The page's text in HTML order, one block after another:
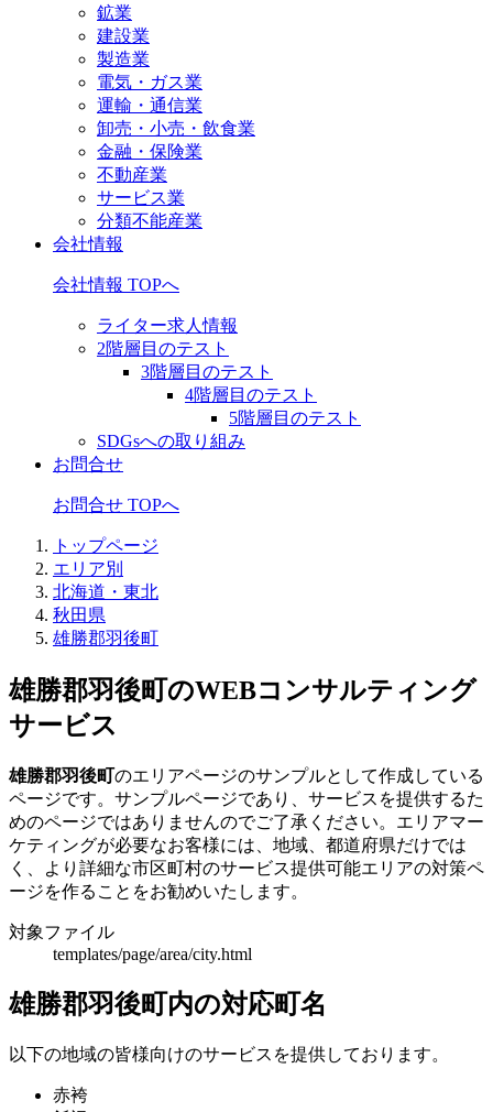
鉱業
建設業
製造業
電気・ガス業
運輸・通信業
卸売・小売・飲食業
金融・保険業
不動産業
サービス業
分類不能産業
会社情報
会社情報 TOPへ
ライター求人情報
2階層目のテスト
3階層目のテスト
4階層目のテスト
5階層目のテスト
SDGsへの取り組み
お問合せ
お問合せ TOPへ
トップページ
エリア別
北海道・東北
秋田県
雄勝郡羽後町
雄勝郡羽後町のWEBコンサルティング
サービス
雄勝郡羽後町のエリアページのサンプルとして作成している
ページです。サンプルページであり、サービスを提供するた
めのページではありませんのでご了承ください。エリアマー
ケティングが必要なお客様には、地域、都道府県だけでは
く、より詳細な市区町村のサービス提供可能エリアの対策ペ
ージを作ることをお勧めいたします。
対象ファイル
templates/page/area/city.html
雄勝郡羽後町内の対応町名
以下の地域の皆様向けのサービスを提供しております。
赤袴